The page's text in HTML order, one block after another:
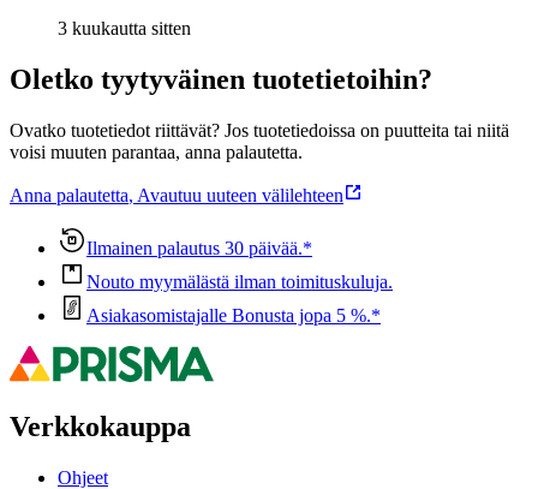
3 kuukautta sitten
Oletko tyytyväinen tuotetietoihin?
Ovatko tuotetiedot riittävät? Jos tuotetiedoissa on puutteita tai niitä
voisi muuten parantaa, anna palautetta.
Anna palautetta, Avautuu uuteen välilehteen
Ilmainen palautus 30 päivää.*
Nouto myymälästä ilman toimituskuluja.
Asiakasomistajalle Bonusta jopa 5 %.*
Verkkokauppa
Ohjeet